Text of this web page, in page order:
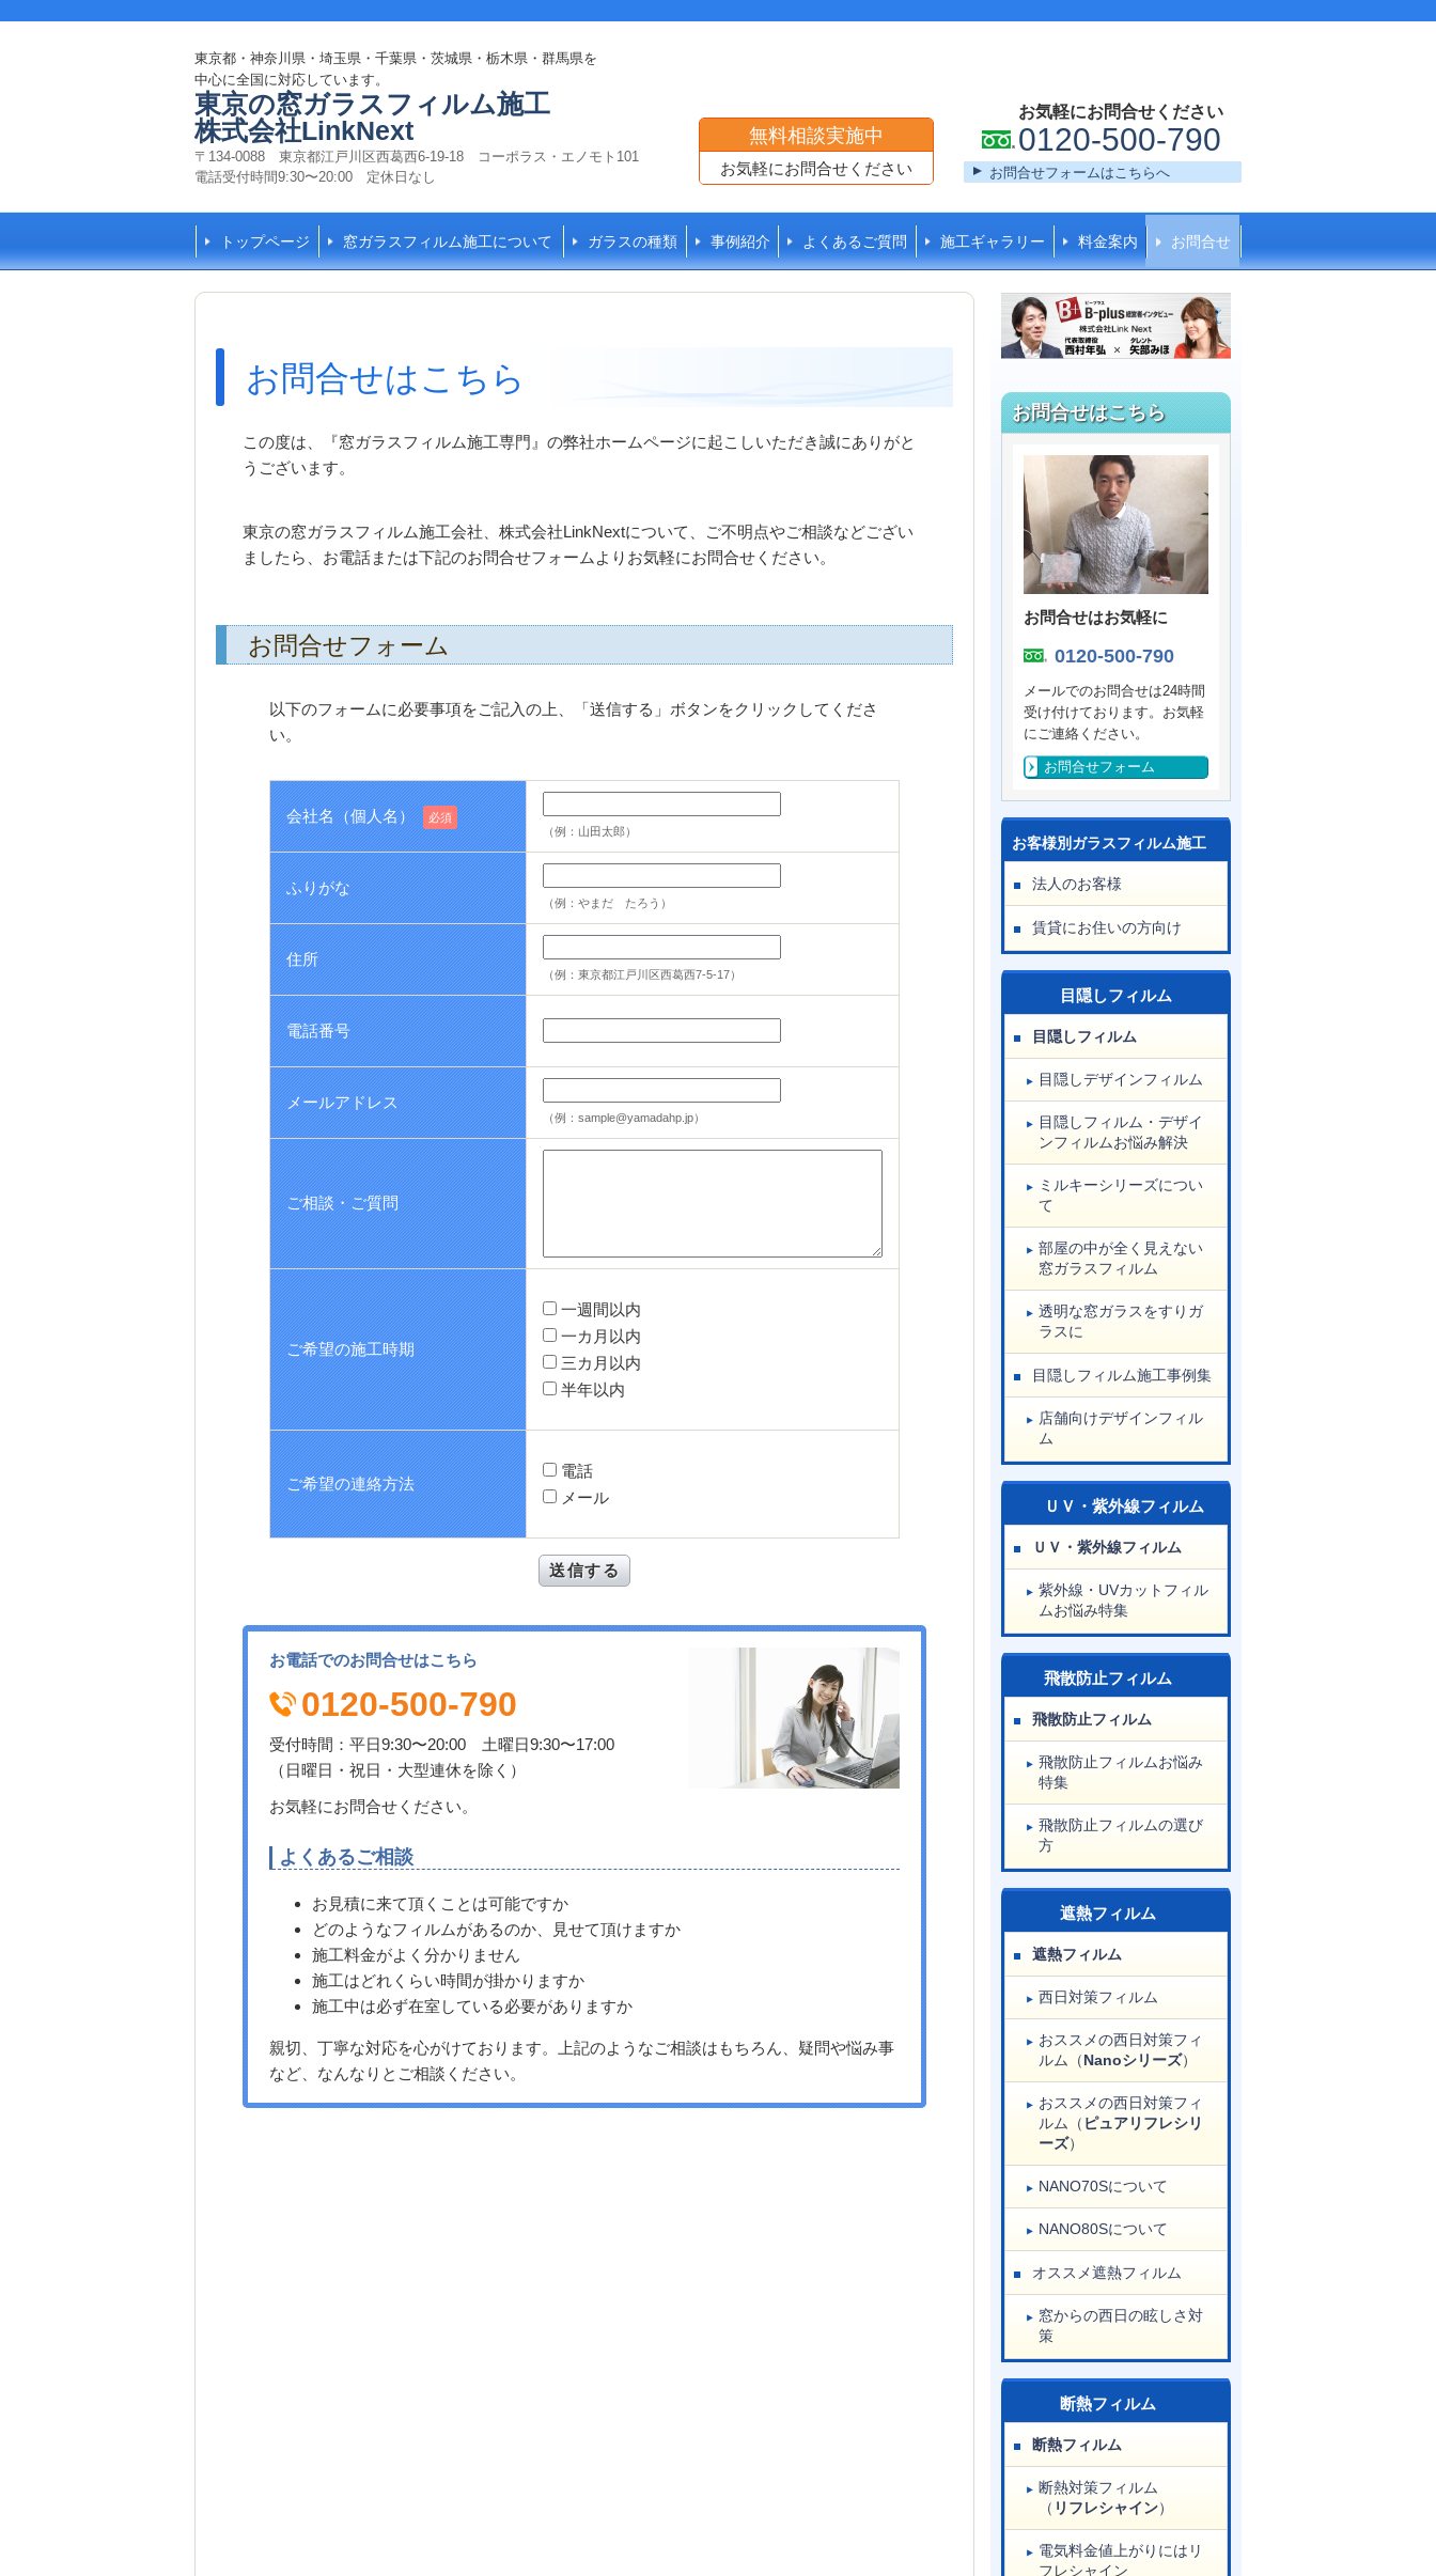
東京都・神奈川県・埼玉県・千葉県・茨城県・栃木県・群馬県を
中心に全国に対応しています。
東京の窓ガラスフィルム施工
株式会社LinkNext
〒134-0088 東京都江戸川区西葛西6-19-18 コーポラス・エノモト101
電話受付時間9:30〜20:00 定休日なし
無料相談実施中
お気軽にお問合せください
お気軽にお問合せください
0120-500-790
お問合せフォームはこちらへ
トップページ 窓ガラスフィルム施工について ガラスの種類 事例紹介 よくあるご質問 施工ギャラリー 料金案内 お問合せ
お問合せはこちら
この度は、『窓ガラスフィルム施工専門』の弊社ホームページに起こしいただき誠にありがと
うございます。
東京の窓ガラスフィルム施工会社、株式会社LinkNextについて、ご不明点やご相談などござい
ましたら、お電話または下記のお問合せフォームよりお気軽にお問合せください。
お問合せフォーム
以下のフォームに必要事項をご記入の上、「送信する」ボタンをクリックしてくださ
い。
会社名（個人名）
必須
（例：山田太郎）
ふりがな
（例：やまだ たろう）
住所
（例：東京都江戸川区西葛西7-5-17）
電話番号
メールアドレス
（例：sample@yamadahp.jp）
ご相談・ご質問
ご希望の施工時期
一週間以内
一カ月以内
三カ月以内
半年以内
ご希望の連絡方法
電話
メール
お電話でのお問合せはこちら
0120-500-790
受付時間：平日9:30〜20:00 土曜日9:30〜17:00
（日曜日・祝日・大型連休を除く）
お気軽にお問合せください。
よくあるご相談
お見積に来て頂くことは可能ですか
どのようなフィルムがあるのか、見せて頂けますか
施工料金がよく分かりません
施工はどれくらい時間が掛かりますか
施工中は必ず在室している必要がありますか
親切、丁寧な対応を心がけております。上記のようなご相談はもちろん、疑問や悩み事
など、なんなりとご相談ください。
お問合せはこちら
お問合せはお気軽に
0120-500-790
メールでのお問合せは24時間
受け付けております。お気軽
にご連絡ください。
お問合せフォーム
お客様別ガラスフィルム施工
法人のお客様
賃貸にお住いの方向け
目隠しフィルム
目隠しフィルム
目隠しデザインフィルム
目隠しフィルム・デザイ
ンフィルムお悩み解決
ミルキーシリーズについ
て
部屋の中が全く見えない
窓ガラスフィルム
透明な窓ガラスをすりガ
ラスに
目隠しフィルム施工事例集
店舗向けデザインフィル
ム
ＵＶ・紫外線フィルム
ＵＶ・紫外線フィルム
紫外線・UVカットフィル
ムお悩み特集
飛散防止フィルム
飛散防止フィルム
飛散防止フィルムお悩み
特集
飛散防止フィルムの選び
方
遮熱フィルム
遮熱フィルム
西日対策フィルム
おススメの西日対策フィ
ルム（Nanoシリーズ）
おススメの西日対策フィ
ルム（ ピュアリフレシリ
ーズ）
NANO70Sについて
NANO80Sについて
オススメ遮熱フィルム
窓からの西日の眩しさ対
策
断熱フィルム
断熱フィルム
断熱対策フィルム
（ リフレシャイン）
電気料金値上がりにはリ
フレシャイン